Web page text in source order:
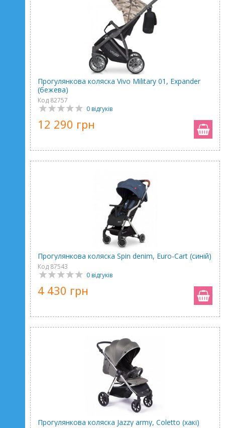
Прогулянкова коляска Vivo Military 01, Expander
(бежева)
Код 82757
0 відгуків
12 290 грн
Прогулянкова коляска Spin denim, Euro-Cart (синій)
Код 87543
0 відгуків
4 430 грн
Прогулянкова коляска Jazzy army, Coletto (хакі)